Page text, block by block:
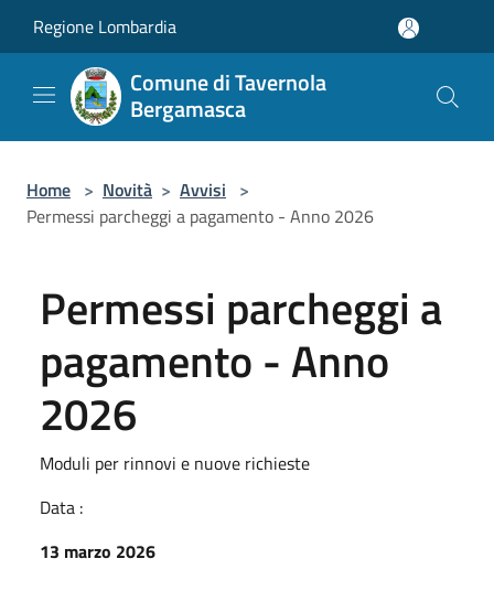
Regione Lombardia
Comune di Tavernola
Bergamasca
Home > Novità > Avvisi >
Permessi parcheggi a pagamento - Anno 2026
Permessi parcheggi a
pagamento - Anno
2026
Moduli per rinnovi e nuove richieste
Data :
13 marzo 2026